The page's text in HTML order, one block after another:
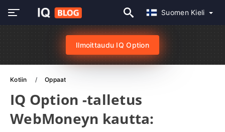
Suomen Kieli
Ilmoittaudu IQ Option
Kotiin Oppaat
IQ Option -talletus
WebMoneyn kautta: